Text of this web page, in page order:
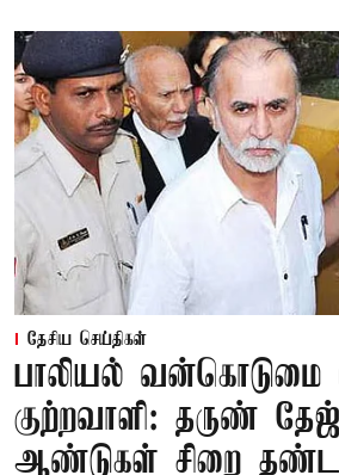
தேசிய செய்திகள்
பாலியல் வன்கொடுமை
குற்றவாளி: தருண்
ஆண்டுகள் சிறை